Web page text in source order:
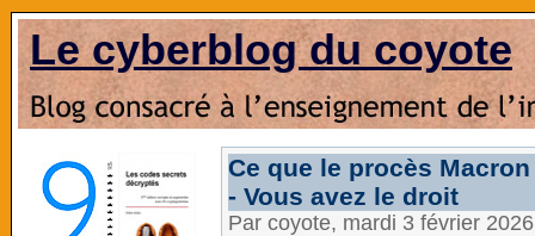
Le cyberblog du coyote
Ce que le procès
- Vous avez le droit
Par coyote, mardi 3 février